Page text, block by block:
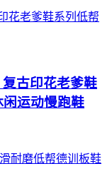
古印花老爹鞋
运动慢跑鞋